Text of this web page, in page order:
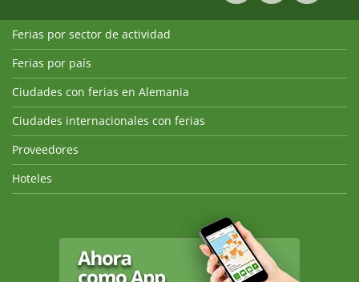
Ferias por sector de actividad
Ferias por país
Ciudades con ferias en Alemania
Ciudades internacionales con ferias
Proveedores
Hoteles